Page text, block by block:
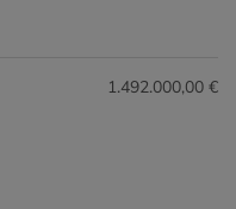
1.492.000,00 €